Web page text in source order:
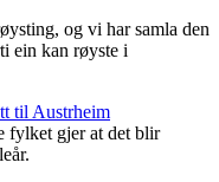
og vi har samla den
ein kan røyste i
til Austrheim
fylket gjer at det blir